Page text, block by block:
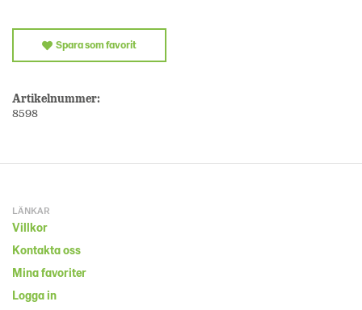
Spara som favorit
Artikelnummer:
8598
LÄNKAR
Villkor
Kontakta oss
Mina favoriter
Logga in